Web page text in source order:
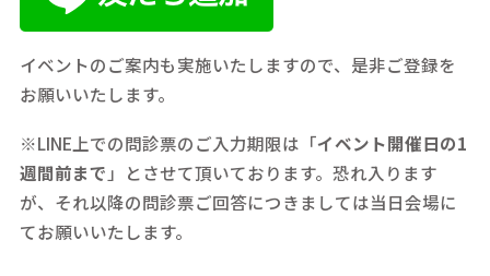
イベントのご案内も実施いたしますので、是非ご登録を
お願いいたします。
※LINE上での問診票のご入力期限は「イベント開催日の1
週間前まで 」とさせて頂いております。恐れ入ります
が、それ以降の問診票ご回答につきましては当日会場に
てお願いいたします。